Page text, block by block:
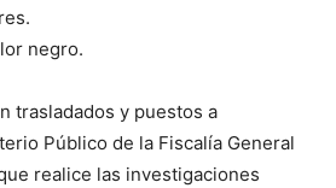
negro.
trasladados y puestos a
Público de la Fiscalía General
realice las investigaciones